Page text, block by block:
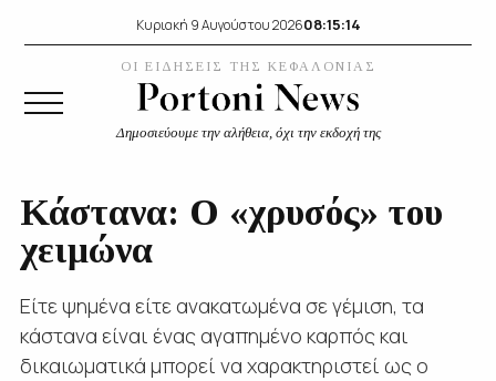
Κυριακή 9 Αυγούστου 202608:15:15
ΟΙ ΕΙΔΗΣΕΙΣ ΤΗΣ ΚΕΦΑΛΟΝΙΑΣ
Δημοσιεύουμε την αλήθεια, όχι την εκδοχή της
Κάστανα: Ο «χρυσός» του
χειμώνα
Είτε ψημένα είτε ανακατωμένα σε γέμιση, τα
κάστανα είναι ένας αγαπημένο καρπός και
δικαιωματικά μπορεί να χαρακτηριστεί ως ο